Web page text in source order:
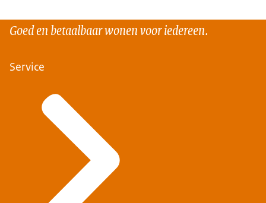
Goed en betaalbaar wonen voor iedereen.
Service